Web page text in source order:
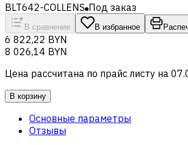
BLT642-COLLENS Под заказ
В сравнение В избранное
6 822,22 BYN
8 026,14 BYN
Цена рассчитана по прайс листу на
В корзину
Основные параметры
Отзывы